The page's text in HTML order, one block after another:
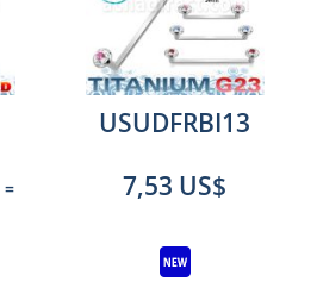
=
USUDFRBI13
7,53 US$